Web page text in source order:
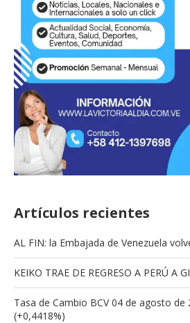
Artículos recientes
AL FIN: la Embajada de Venezuela
KEIKO TRAE DE REGRESO A PERÚ A
Tasa de Cambio BCV 04 de agosto de
(+0,4418%)